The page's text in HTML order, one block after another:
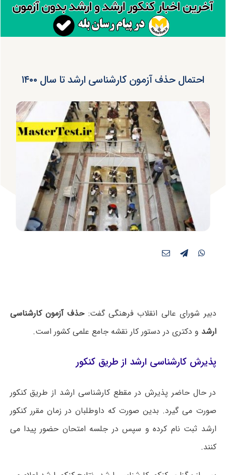
احتمال حذف آزمون کارشناسی ارشد تا سال ۱۴۰۰
دبیر شورای عالی انقلاب فرهنگی گفت:حذف آزمون کارشناسی
ارشد و دکتری در دستور کار نقشه جامع علمی کشور است.
پذیرش کارشناسی ارشد از طریق کنکور
در حال حاضر پذیرش در مقطع کارشناسی ارشد از طریق کنکور
صورت می گیرد. بدین صورت که داوطلبان در زمان مقرر کنکور
ارشد ثبت نام کرده و سپس در جلسه امتحان حضور پیدا می
کنند.